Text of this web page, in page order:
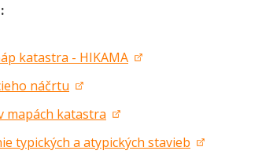
katastra - HIKAMA
náčrtu
mapách katastra
typických a atypických stavieb